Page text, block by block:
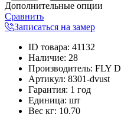
Дополнительные опции
Сравнить
Записаться на замер
ID товара: 41132
Наличие: 28
Производитель: FLY
Артикул: 8301-dvust
Гарантия: 1 год
Единица: шт
Вес кг: 10.70